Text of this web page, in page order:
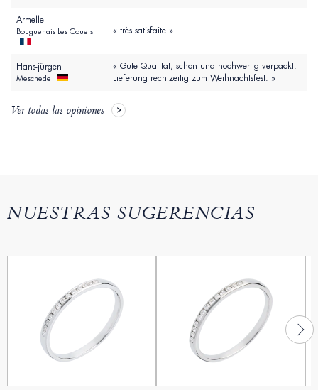
Armelle
Bouguenais Les Couets « très satisfaite »
Hans-jürgen
Meschede
« Gute Qualität, schön und hochwertig verpackt.
Lieferung rechtzeitig zum Weihnachtsfest. »
Ver todas las opiniones
NUESTRAS SUGERENCIAS